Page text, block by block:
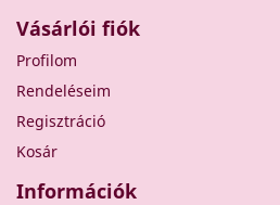
Vásárlói fiók
Profilom
Rendeléseim
Regisztráció
Kosár
Információk